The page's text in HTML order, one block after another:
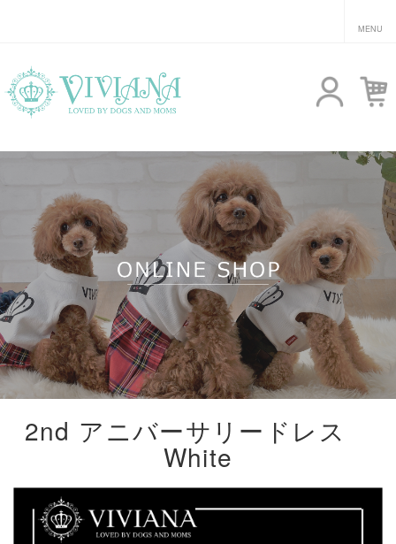
2nd アニバーサリードレス
White